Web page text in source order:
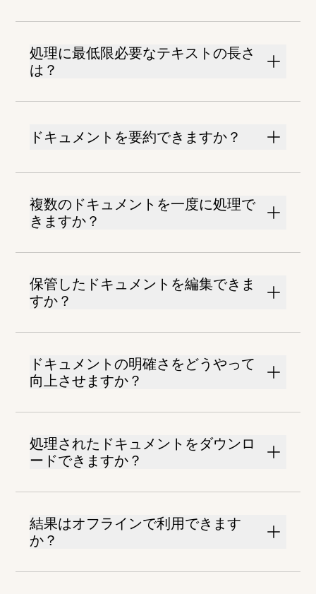
処理に最低限必要なテキストの長さ
は？
ドキュメントを要約できますか？
複数のドキュメントを一度に処理で
きますか？
保管したドキュメントを編集できま
すか？
ドキュメントの明確さをどうやって
向上させますか？
処理されたドキュメントをダウンロ
ードできますか？
結果はオフラインで利用できます
か？